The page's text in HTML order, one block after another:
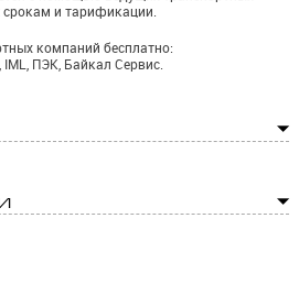
срокам и тарификации.
компаний бесплатно:
ПЭК, Байкал Сервис.